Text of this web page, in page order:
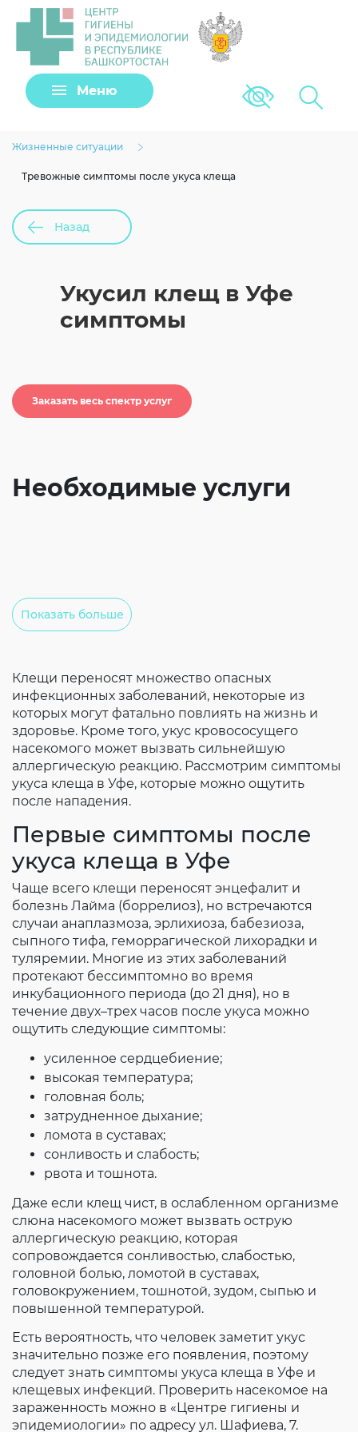
Меню Версия для
Жизненные ситуации
Тревожные симптомы после укуса клеща
Назад
Укусил клещ в Уфе
симптомы
Заказать весь спектр услуг
Необходимые услуги
Показать больше
Клещи переносят множество опасных
инфекционных заболеваний, некоторые из
которых могут фатально повлиять на жизнь и
здоровье. Кроме того, укус кровососущего
насекомого может вызвать сильнейшую
аллергическую реакцию. Рассмотрим симптомы
укуса клеща в Уфе, которые можно ощутить
после нападения.
Первые симптомы после
укуса клеща в Уфе
Чаще всего клещи переносят энцефалит и
болезнь Лайма (боррелиоз), но встречаются
случаи анаплазмоза, эрлихиоза, бабезиоза,
сыпного тифа, геморрагической лихорадки и
туляремии. Многие из этих заболеваний
протекают бессимптомно во время
инкубационного периода (до 21 дня), но в
течение двух–трех часов после укуса можно
ощутить следующие симптомы:
усиленное сердцебиение;
высокая температура;
головная боль;
затрудненное дыхание;
ломота в суставах;
сонливость и слабость;
рвота и тошнота.
Даже если клещ чист, в ослабленном организме
слюна насекомого может вызвать острую
аллергическую реакцию, которая
сопровождается сонливостью, слабостью,
головной болью, ломотой в суставах,
головокружением, тошнотой, зудом, сыпью и
повышенной температурой.
Есть вероятность, что человек заметит укус
значительно позже его появления, поэтому
следует знать симптомы укуса клеща в Уфе и
клещевых инфекций. Проверить насекомое на
зараженность можно в «Центре гигиены и
эпидемиологии» по адресу ул. Шафиева, 7.
Подать заявку
Задать вопрос
Клещи
Загрузить файл
Введите слово с картинки